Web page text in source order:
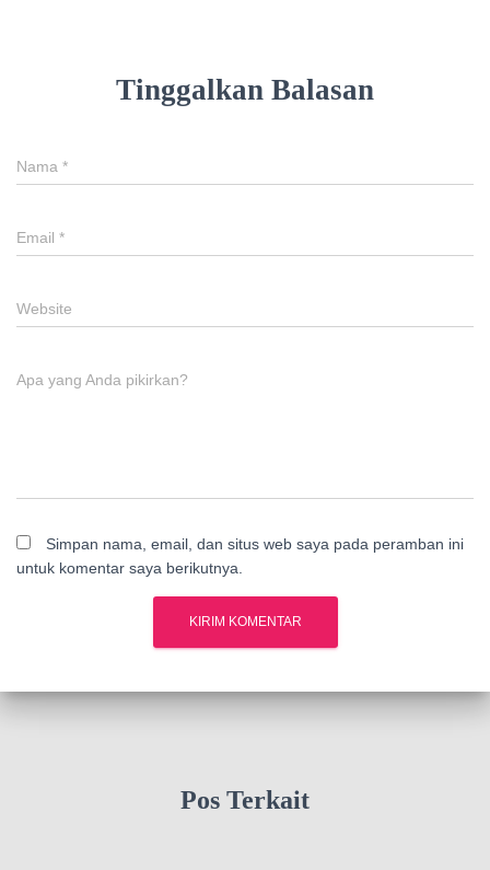
Tinggalkan Balasan
Nama *
Email *
Website
Apa yang Anda pikirkan?
Simpan nama, email, dan situs web saya pada peramban ini
untuk komentar saya berikutnya.
Pos Terkait